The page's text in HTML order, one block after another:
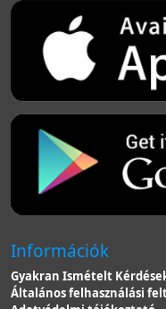
Információk
Gyakran Ismételt
Általános felhasználási